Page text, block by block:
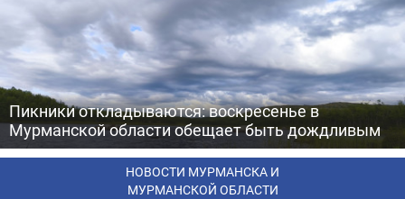
Пикники откладываются: воскресенье в
Мурманской области обещает быть дождливым
НОВОСТИ МУРМАНСКА И
МУРМАНСКОЙ ОБЛАСТИ